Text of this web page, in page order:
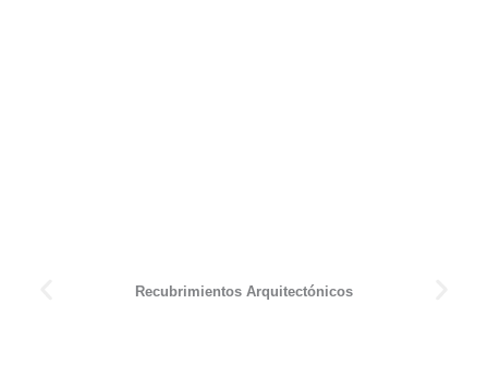
Recubrimientos Arquitectónicos